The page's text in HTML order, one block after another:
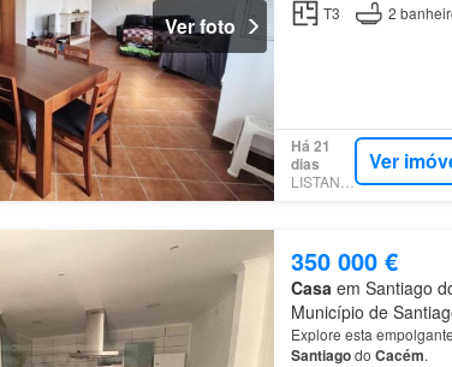
Ver foto
T3
2
Há 21
dias
LISTANZA
Ver
350 000 €
Casa em Santiago
Município de
Explore esta
Santiagodo Cacém.